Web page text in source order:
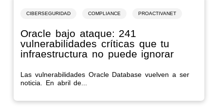
CIBERSEGURIDAD COMPLIANCE PROACTIVANET
Oracle bajo ataque: 241
vulnerabilidades críticas que tu
infraestructura no puede ignorar
Las vulnerabilidades Oracle Database vuelven a ser
noticia. En abril de...